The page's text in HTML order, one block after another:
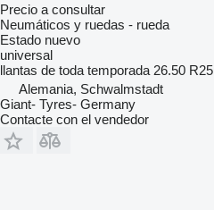
Precio a consultar
Neumáticos y ruedas - rueda
Estado nuevo
universal
llantas de toda temporada 26.50 R25
Alemania, Schwalmstadt
Giant- Tyres- Germany
Contacte con el vendedor